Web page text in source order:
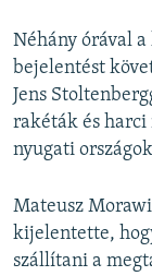
Néhány órával
bejelentést
Jens
rakéták és harci
nyugati
Mateusz
kijelentette,
szállítani a